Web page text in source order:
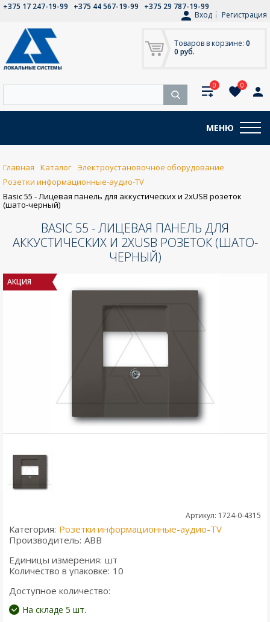
+375 17 247-19-99 +375 44 567-19-99
+375 29 787-19-99
Вход
Регистрация
Товаров в корзине: 0
0 руб.
0 0
МЕНЮ
Главная Каталог
Электроустановочное оборудование
Розетки информационные-аудио-TV
Basic 55 - Лицевая панель для аккустических и 2хUSB розеток
(шато-черный)
BASIC 55 - ЛИЦЕВАЯ ПАНЕЛЬ ДЛЯ
АККУСТИЧЕСКИХ И 2ХUSB РОЗЕТОК (ШАТО-
ЧЕРНЫЙ)
АКЦИЯ
Артикул: 1724-0-4315
Категория: Розетки информационные-аудио-TV
Производитель: ABB
Единицы измерения: шт
Количество в упаковке: 10
Доступное количество:
На складе 5 шт.